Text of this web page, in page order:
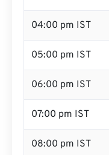
04:00 pm IST
05:00 pm IST
06:00 pm IST
07:00 pm IST
08:00 pm IST